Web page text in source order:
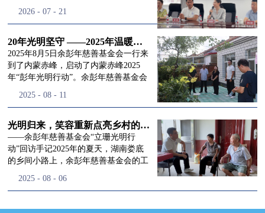
换届会议严格按照基金会章程规定流程
同回顾了基金会过往任期内在助学兴
教、医疗救助、公益事业普惠等多个领
域深耕耕耘的公益历程，充分肯定了第
三届理事会全体成员多年来接续付出的
民、济世利人"的慈善理念所做出的突
流程，完成了新一届治理层的选举任
命，全新的第四届理事会正式组建完
成：选举彭志兵、徐滨、彭新英、李
栋、李玲辉、郭启兴、梅鑫为余彭年慈
余彭年慈善基金会第四届理事会监事。
徐滨先生当选余彭年慈善基金会第四届
土地，赴一场延续了二十一年的光明之
残联唐婷婷理事长到场参与本次启动活
动，由衷肯定了基金会坚持二十一年深
耕光明帮扶的坚守，也向长久奔走推进
项目的我们表达了谢意。二十一年时光
市与县域，一趟趟奔赴偏远地区，只为
景，这份认可，也让我们更加笃定前行
的脚步。启动仪式落幕之后，我们没有
即刻返程，联合赤峰市残联的工作人
员、专业医护队伍走入乡间小路，随机
小路弯弯曲曲，两边是繁茂的林木，我
2026 - 07 - 21
20年光明坚守 ——2025年温暖启程“彭年光明行动”内蒙赤峰
2025年8月5日余彭年慈善基金会一行来
到了内蒙赤峰，启动了内蒙赤峰2025
年“彭年光明行动”。余彭年慈善基金会
欣以及余彭年慈善基金会志愿者姜颖妍
峰市残联理事长孙德欣对我们“彭年光
明行动”给予了高度的肯定，他表示“彭
年光明行动”不仅仅是帮助白内障患者
恢复光明，最重要的是减轻了患者家庭
事业的生动体现。随后余彭年慈善基金
光明行动”在内蒙的点点滴滴，并希望
2025 - 08 - 11
光明归来，笑容重新点亮乡村的角落
——余彭年慈善基金会“立珊光明行
动”回访手记2025年的夏天，湖南娄底
的乡间小路上，余彭年慈善基金会的工
着一份特别的牵挂，走进了一个个普通
曾经被白内障困扰的老人，在接受
2025 - 08 - 06
道>>